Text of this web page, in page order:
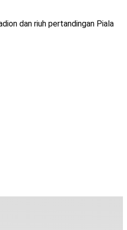
dan riuh pertandingan Piala